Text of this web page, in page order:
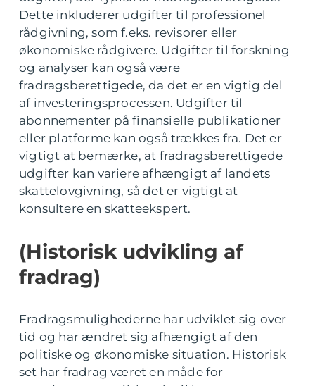
Dette inkluderer udgifter til professionel
rådgivning, som f.eks. revisorer eller
økonomiske rådgivere. Udgifter til forskning
og analyser kan også være
fradragsberettigede, da det er en vigtig del
af investeringsprocessen. Udgifter til
abonnementer på finansielle publikationer
eller platforme kan også trækkes fra. Det er
vigtigt at bemærke, at fradragsberettigede
udgifter kan variere afhængigt af landets
skattelovgivning, så det er vigtigt at
konsultere en skatteekspert.
(Historisk udvikling af
fradrag)
Fradragsmulighederne har udviklet sig over
tid og har ændret sig afhængigt af den
politiske og økonomiske situation. Historisk
set har fradrag været en måde for